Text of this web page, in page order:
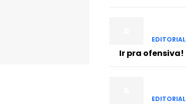
EDITORIAL
Ir pra ofensiva!
EDITORIAL